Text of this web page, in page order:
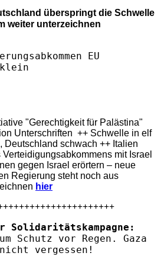
überspringt die Schwelle
weiter unterzeichnen
"Gerechtigkeit für Palästina"
Unterschriften ++ Schwelle in elf
Deutschland schwach ++ Italien
mit Israel
gegen Israel erörtern – neue
Regierung steht noch aus
hier
Solidaritätskampagne:
Schutz vor Regen. Gaza
vergessen!